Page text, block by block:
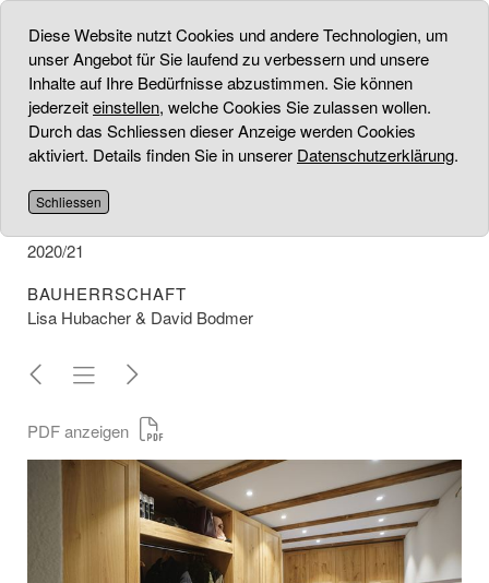
BAUERNHAUS
PROJEKT
2020/21
BAUHERRSCHAFT
Lisa Hubacher & David Bodmer
PDF anzeigen
Diese Website nutzt Cookies und andere Technologien, um
unser Angebot für Sie laufend zu verbessern und unsere
Inhalte auf Ihre Bedürfnisse abzustimmen. Sie können
jederzeiteinstellen, welche Cookies Sie zulassen wollen.
Durch das Schliessen dieser Anzeige werden Cookies
aktiviert. Details finden Sie in unserer Datenschutzerklärung.
Schliessen